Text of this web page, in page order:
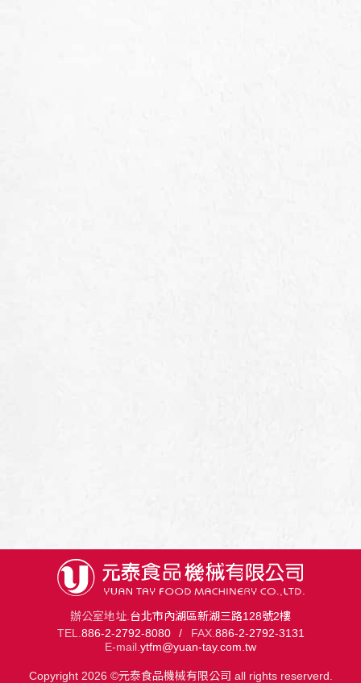
辦公室地址. 台北市內湖區新湖三路128號2樓
TEL. 886-2-2792-8080 / FAX. 886-2-2792-3131
E-mail. ytfm@yuan-tay.com.tw
Copyright 2026 ©元泰食品機械有限公司 all rights reserverd.